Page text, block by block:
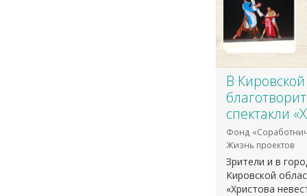
В
спектакли
Фонд
Жизнь проектов
Зрители и в
Кировской
«Христова